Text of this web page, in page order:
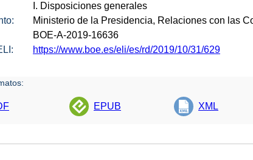
I. Disposiciones generales
Ministerio de la Presidencia, Relaciones con las
BOE-A-2019-16636
https://www.boe.es/eli/es/rd/2019/10/31/629
EPUB XML